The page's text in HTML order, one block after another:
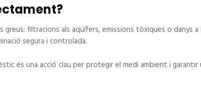
filtracions als aqüífers, emissions tòxiques o danys a
segura i controlada.
és una acció clau per protegir el medi ambient i garantir